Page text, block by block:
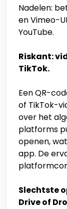
Nadelen:
en Vimeo-
YouTube.
Riskant:
TikTok.
Een QR-
of TikTok-
over het
platforms
openen,
app. De
Slechtste
Drive of